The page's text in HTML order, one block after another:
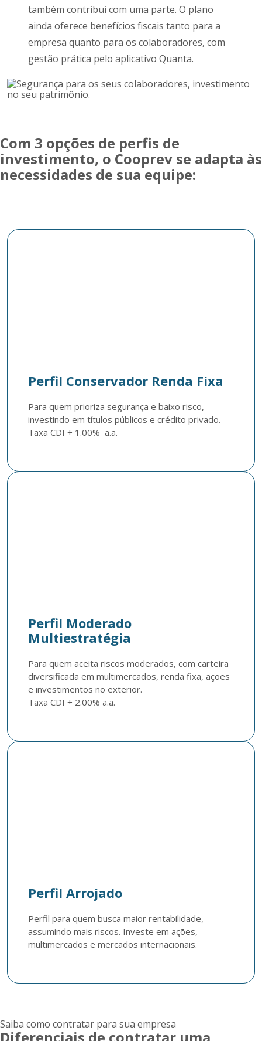
também contribui com uma parte. O plano
ainda oferece benefícios fiscais tanto para a
empresa quanto para os colaboradores, com
gestão prática pelo aplicativo Quanta.
Com 3 opções de perfis de
investimento, o Cooprev se adapta às
necessidades de sua equipe:
Perfil Conservador Renda Fixa
Para quem prioriza segurança e baixo risco,
investindo em títulos públicos e crédito privado.
Taxa CDI + 1.00%  a.a.
Perfil Moderado
Multiestratégia
Para quem aceita riscos moderados, com carteira
diversificada em multimercados, renda fixa, ações
e investimentos no exterior.
Taxa CDI + 2.00% a.a.
Perfil Arrojado
Perfil para quem busca maior rentabilidade,
assumindo mais riscos. Investe em ações,
multimercados e mercados internacionais.
Saiba como contratar para sua empresa